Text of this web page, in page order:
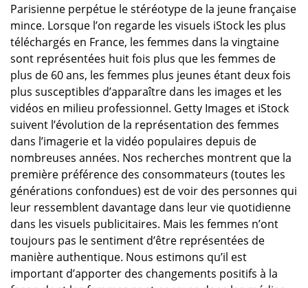
Parisienne perpétue le stéréotype de la jeune française
mince. Lorsque l’on regarde les visuels iStock les plus
téléchargés en France, les femmes dans la vingtaine
sont représentées huit fois plus que les femmes de
plus de 60 ans, les femmes plus jeunes étant deux fois
plus susceptibles d’apparaître dans les images et les
vidéos en milieu professionnel. Getty Images et iStock
suivent l’évolution de la représentation des femmes
dans l’imagerie et la vidéo populaires depuis de
nombreuses années. Nos recherches montrent que la
première préférence des consommateurs (toutes les
générations confondues) est de voir des personnes qui
leur ressemblent davantage dans leur vie quotidienne
dans les visuels publicitaires. Mais les femmes n’ont
toujours pas le sentiment d’être représentées de
manière authentique. Nous estimons qu’il est
important d’apporter des changements positifs à la